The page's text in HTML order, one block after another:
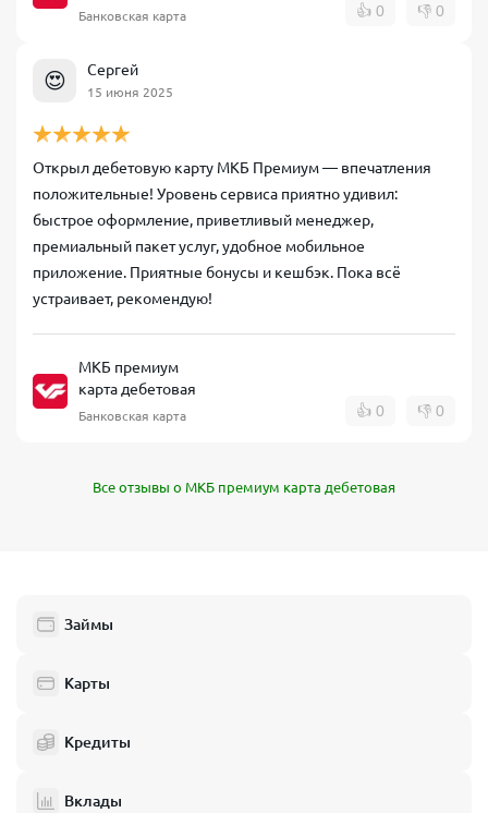
Банковская карта 👍 0 👎 0
😍 Сергей
15 июня 2025
Открыл дебетовую карту МКБ Премиум — впечатления
положительные! Уровень сервиса приятно удивил:
быстрое оформление, приветливый менеджер,
премиальный пакет услуг, удобное мобильное
приложение. Приятные бонусы и кешбэк. Пока всё
устраивает, рекомендую!
МКБ премиум
карта дебетовая
Банковская карта 👍 0 👎 0
Все отзывы о МКБ премиум карта дебетовая
Займы
Карты
Кредиты
Вклады